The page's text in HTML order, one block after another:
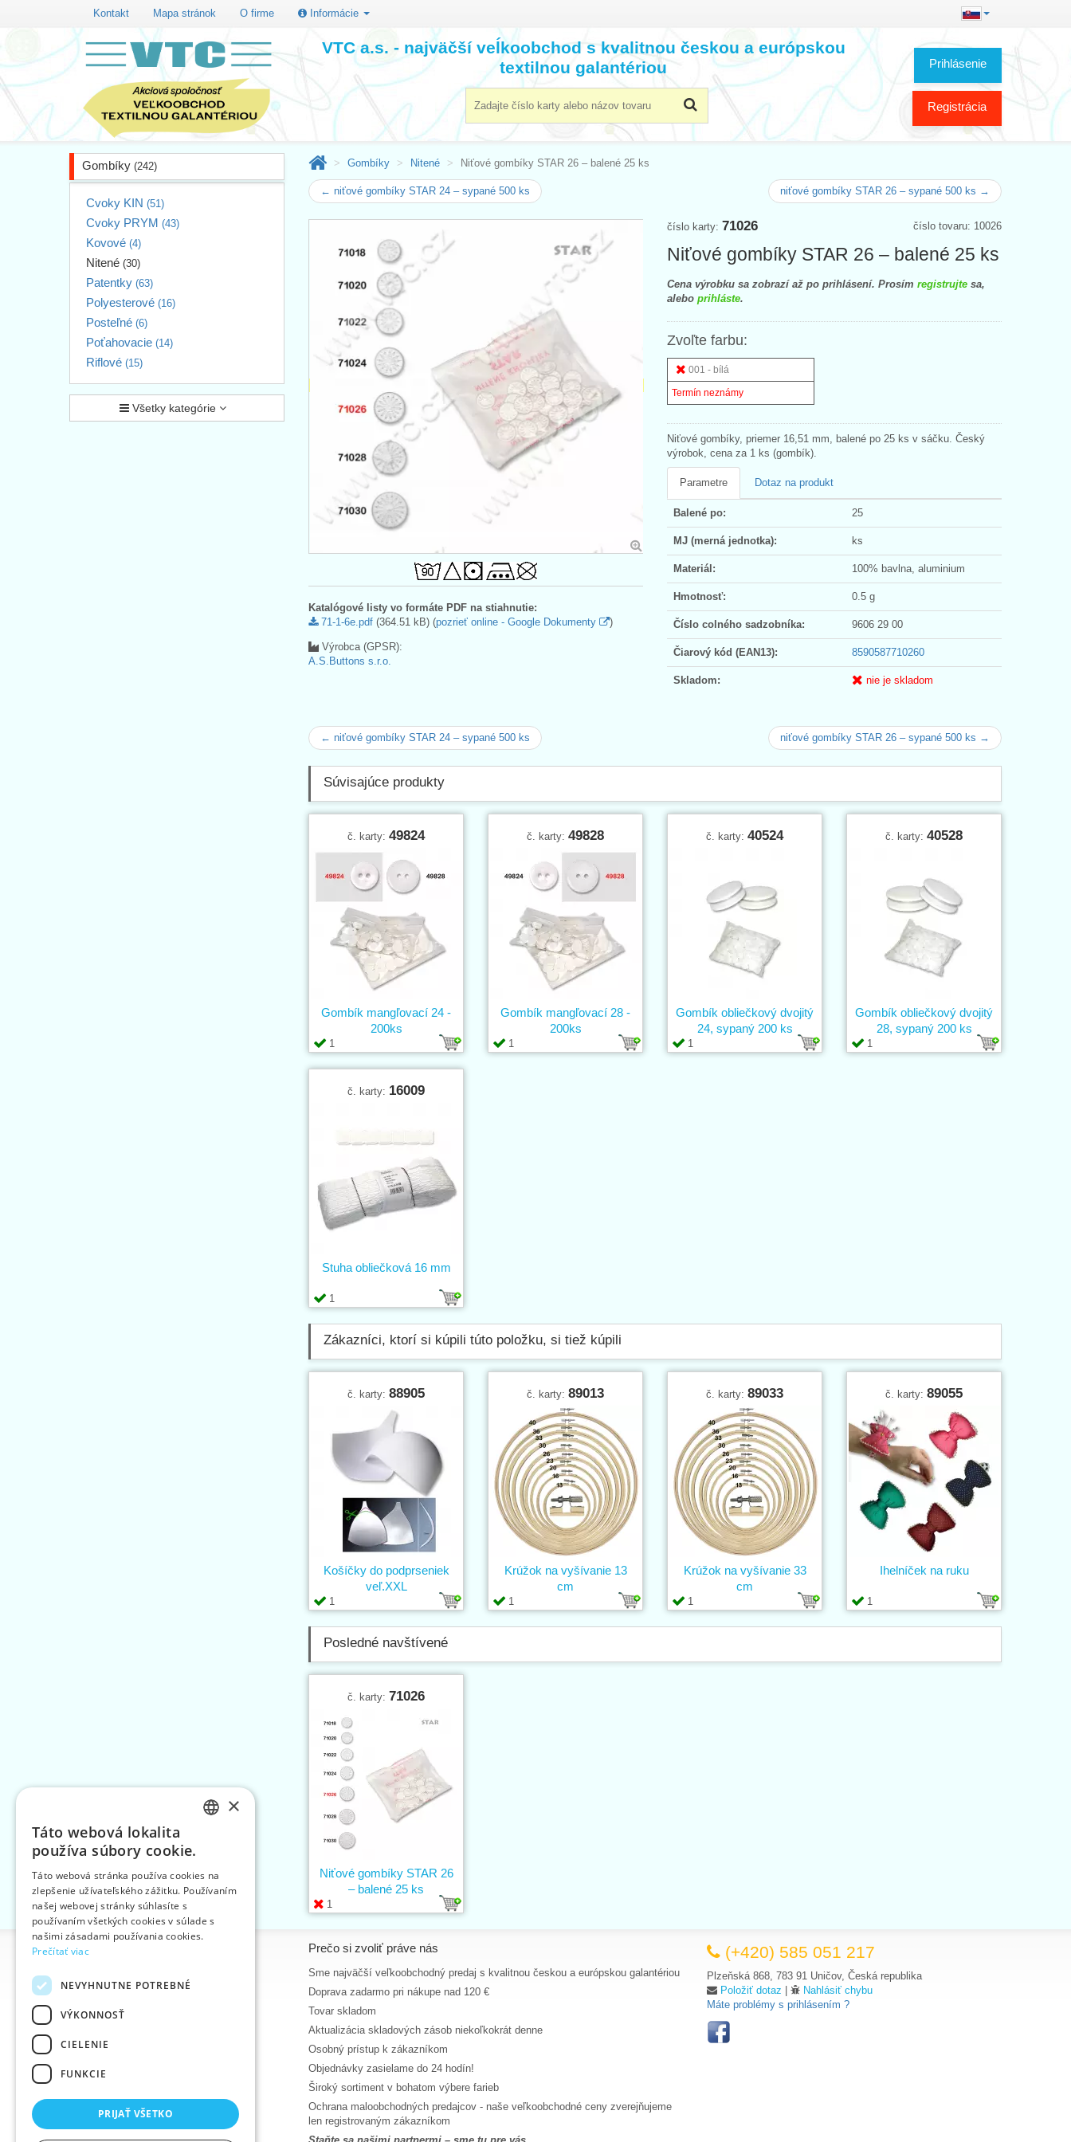
Kontakt Mapa stránok O firme Informácie
Prihlásenie
Registrácia
VTC a.s. - najväčší veĺkoobchod s kvalitnou českou a európskou
textilnou galantériou
Gombíky (242)
Cvoky KIN (51)
Cvoky PRYM (43)
Kovové (4)
Nitené (30)
Patentky (63)
Polyesterové (16)
Posteľné (6)
Poťahovacie (14)
Riflové (15)
Všetky kategórie
Gombíky Nitené Niťové gombíky STAR 26 – balené 25 ks
← niťové gombíky STAR 24 – sypané 500 ks niťové gombíky STAR 26 – sypané 500 ks →
číslo tovaru: 10026
číslo karty: 71026
Niťové gombíky STAR 26 – balené 25 ks
Cena výrobku sa zobrazí až po prihlásení. Prosím registrujte sa,
alebo prihláste.
Zvoľte farbu:
001 - bílá
Termín neznámy
Niťové gombíky, priemer 16,51 mm, balené po 25 ks v sáčku. Český
výrobok, cena za 1 ks (gombík).
Parametre Dotaz na produkt
Balené po: 25
MJ (merná jednotka): ks
Materiál: 100% bavlna, aluminium
Hmotnosť: 0.5 g
Číslo colného sadzobníka: 9606 29 00
Čiarový kód (EAN13): 8590587710260
Skladom: nie je skladom
Katalógové listy vo formáte PDF na stiahnutie:
71-1-6e.pdf (364.51 kB) (pozrieť online - Google Dokumenty )
Výrobca (GPSR):
A.S.Buttons s.r.o.
← niťové gombíky STAR 24 – sypané 500 ks niťové gombíky STAR 26 – sypané 500 ks →
Súvisajúce produkty
č. karty: 49824
1
Gombík mangľovací 24 -
200ks
č. karty: 49828
1
Gombík mangľovací 28 -
200ks
č. karty: 40524
1
Gombík obliečkový dvojitý
24, sypaný 200 ks
č. karty: 40528
1
Gombík obliečkový dvojitý
28, sypaný 200 ks
č. karty: 16009
1
Stuha obliečková 16 mm
Zákazníci, ktorí si kúpili túto položku, si tiež kúpili
č. karty: 88905
1
Košíčky do podprseniek
veľ.XXL
č. karty: 89013
1
Krúžok na vyšívanie 13
cm
č. karty: 89033
1
Krúžok na vyšívanie 33
cm
č. karty: 89055
1
Ihelníček na ruku
Posledné navštívené
č. karty: 71026
1
Niťové gombíky STAR 26
– balené 25 ks
Informácie
Kontakt
Mapa stránok
Obchodné podmienky
Zásady ochrany osobných údajov
Na stiahnutie
Prečo si zvoliť práve nás
Sme najväčší veľkoobchodný predaj s kvalitnou českou a európskou galantériou
Doprava zadarmo pri nákupe nad 120 €
Tovar skladom
Aktualizácia skladových zásob niekoľkokrát denne
Osobný prístup k zákazníkom
Objednávky zasielame do 24 hodín!
Široký sortiment v bohatom výbere farieb
Ochrana maloobchodných predajcov - naše veľkoobchodné ceny zverejňujeme
len registrovaným zákazníkom
Staňte sa našimi partnermi – sme tu pre vás
(+420) 585 051 217
Plzeňská 868, 783 91 Uničov, Česká republika
Položiť dotaz |
Nahlásiť chybu
Máte problémy s prihlásením ?
ENGLISH
GERMAN
×
Táto webová lokalita
používa súbory cookie.
Táto webová stránka používa cookies na
zlepšenie užívateľského zážitku. Používaním
našej webovej stránky súhlasíte s
používaním všetkých cookies v súlade s
našimi zásadami používania cookies.
Prečítať viac
NEVYHNUTNE POTREBNÉ
VÝKONNOSŤ
CIELENIE
FUNKCIE
PRIJAŤ VŠETKO